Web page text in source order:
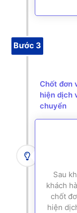
Bước 3
Chốt đơn
hiện dịch
chuyển
Sau
khách
chốt
hiện